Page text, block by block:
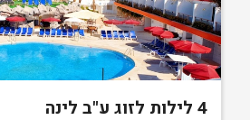
4 לילות לזוג ע"ב לינה